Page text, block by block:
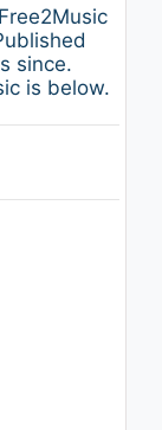
Nerdesin
Or Las
since.
is below.